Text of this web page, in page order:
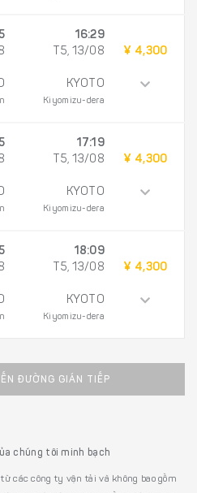
16:29
T5, 13/08
KYOTO
Kiyomizu-dera
¥ 4,300
17:19
T5, 13/08
KYOTO
Kiyomizu-dera
¥ 4,300
18:09
T5, 13/08
KYOTO
Kiyomizu-dera
¥ 4,300
ĐƯỜNG GIÁN TIẾP
chúng tôi minh bạch
các công ty vận tải và không bao gồm